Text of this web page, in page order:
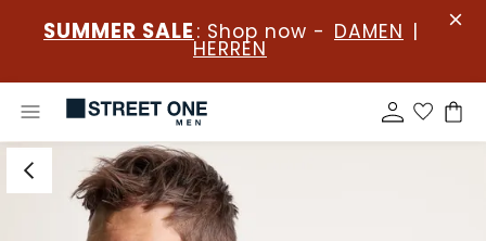
SUMMER SALE : Shop now - DAMEN |
HERREN